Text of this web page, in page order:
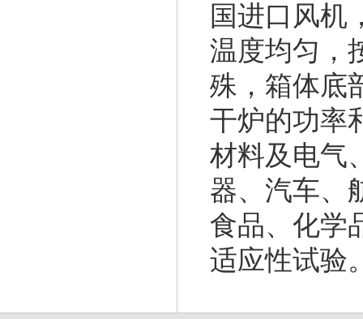
国进口风机
温度均匀，
殊，箱体底
干炉的功率
材料及电气
器、汽车、
食品、化学
适应性试验